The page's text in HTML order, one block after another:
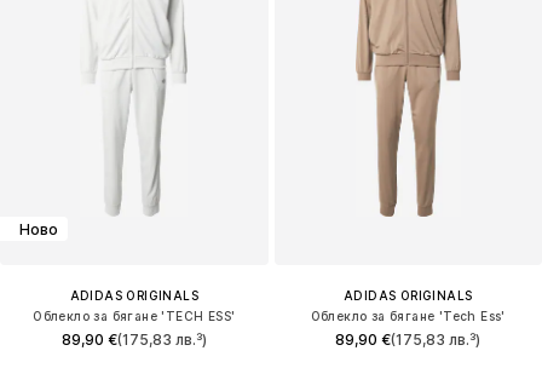
Ново
ADIDAS ORIGINALS
Облекло за бягане 'TECH ESS'
89,90 €(175,83 лв.³)
ADIDAS ORIGINALS
Облекло за бягане 'Tech Ess'
89,90 €(175,83 лв.³)